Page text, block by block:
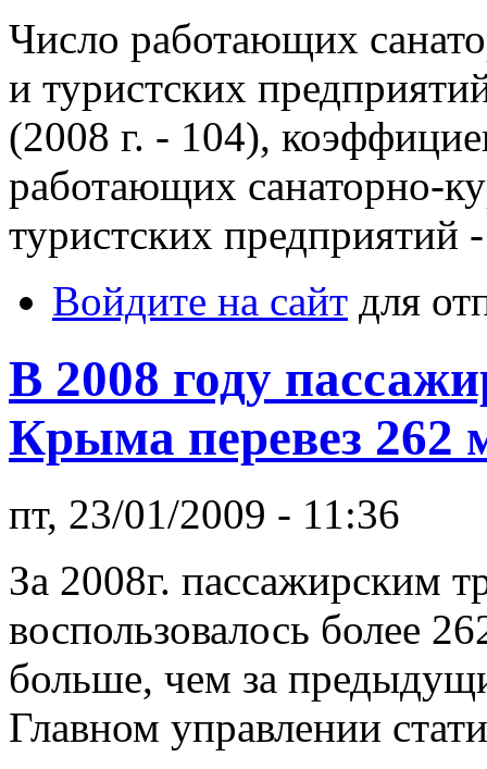
Число работающих
и туристских
(2008 г. - 104),
работающих санаторно-
туристских предприятий
Войдите на сайт для
В 2008 году
Крыма перевез 262
пт, 23/01/2009 - 11:36
За 2008г. пассажирским
воспользовалось более
больше, чем за
Главном управлении